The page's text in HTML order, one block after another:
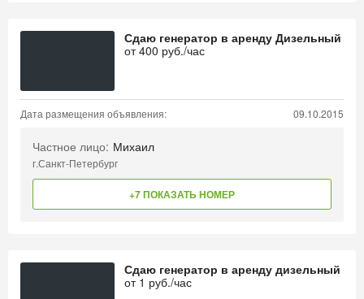
Сдаю генератор в аренду Дизельный
от400 руб./час
Дата размещения объявления: 09.10.2015
Частное лицо: Михаил
г.Санкт-Петербург
+7 ПОКАЗАТЬ НОМЕР
Сдаю генератор в аренду дизельный
от 1 руб./час